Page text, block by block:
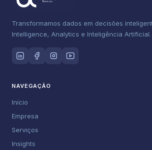
Transformamos dados em decisões
Intelligence, Analytics e Inteligência Artificial.
NAVEGAÇÃO
Início
Empresa
Serviços
Insights